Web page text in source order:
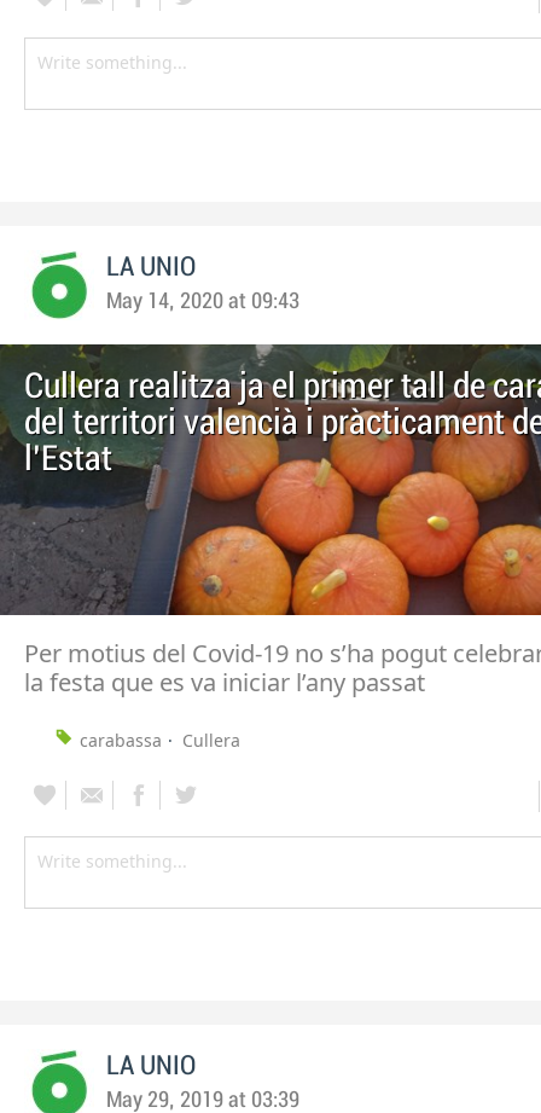
LA UNIO
May 14, 2020 at 09:43
Cullera realitza ja el primer tall de
del territori valencià i pràcticament
l’Estat
Per motius del Covid-19 no s’ha pogut
la festa que es va iniciar l’any passat
carabassa Cullera
LA UNIO
May 29, 2019 at 03:39